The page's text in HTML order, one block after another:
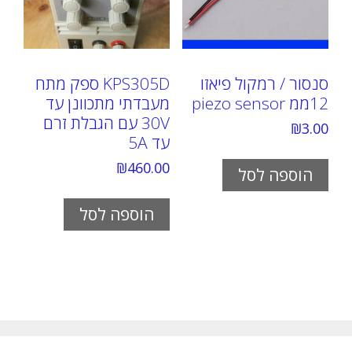
סנסור / רמקול פיאזו
12ממ piezo sensor
₪3.00
הוספה לסל
KPS305D ספק מתח
מעבדתי מתכוונן עד
30V עם הגבלת זרם
עד 5A
₪460.00
הוספה לסל